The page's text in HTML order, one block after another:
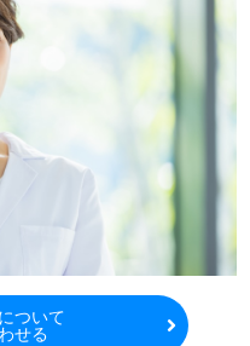
ついて
せる